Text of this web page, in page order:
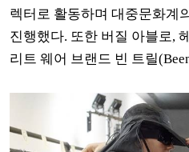
렉터로 활동하며 대중문화계
진행했다. 또한 버질 아블로,
리트 웨어 브랜드 빈 트릴